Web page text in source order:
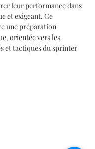
leur performance dans
et exigeant. Ce
une préparation
orientée vers les
et tactiques du sprinter